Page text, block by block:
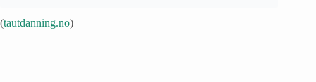
(tautdanning.no)